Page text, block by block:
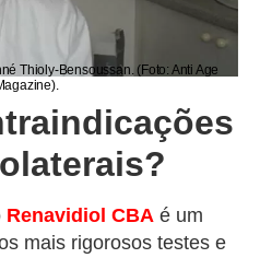
Thioly-Bensoussan. (Foto: Anti Age
Renavidiol CBA é um
mais rigorosos testes e